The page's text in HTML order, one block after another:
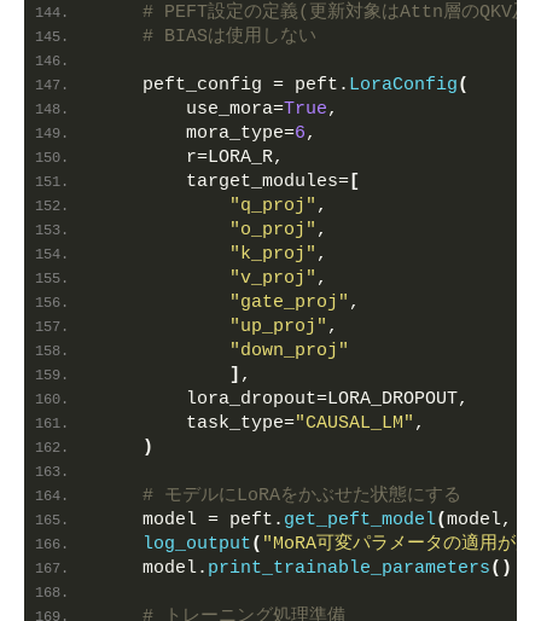
# PEFT設定の定義(更新対象はAttn層のQKV及
# BIASは使用しない
    peft_config = peft.
LoraConfig(
        use_mora=
True,
        mora_type=
6,
        r=LORA_R,
        target_modules=
[
"q_proj" ,
"o_proj" ,
"k_proj" ,
"v_proj" ,
"gate_proj" ,
"up_proj" ,
"down_proj"
] ,
        lora_dropout=LORA_DROPOUT,
        task_type=
"CAUSAL_LM" ,
)
# モデルにLoRAをかぶせた状態にする
    model = peft.
get_peft_model(model,
log_output( "MoRA可変パラメータの適用が
    model.
print_trainable_parameters()